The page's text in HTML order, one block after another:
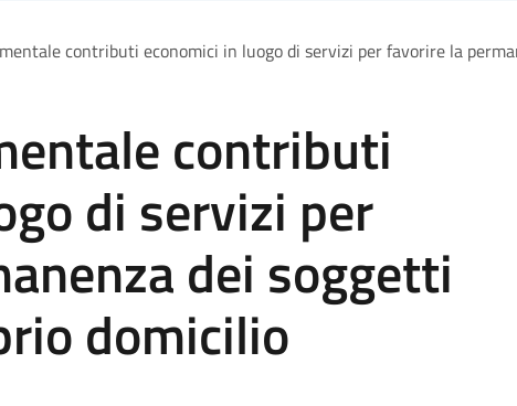
contributi economici in luogo di servizi per favorire la
contributi
di servizi per
dei soggetti
domicilio